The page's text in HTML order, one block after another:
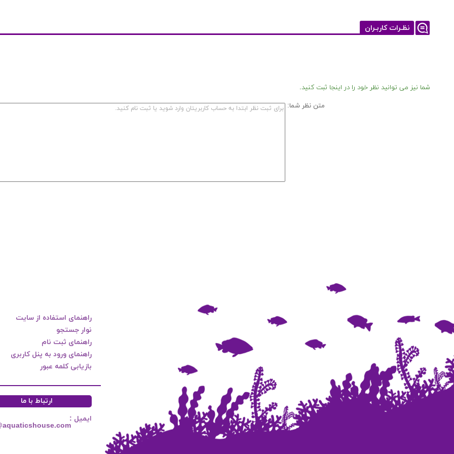
نظـرات کاربـران
شما نیز می توانید نظر خود را در اینجا ثبت کنید.
متن نظر شما:
راهنمای استفاده از سایت
نوار جستجو
راهنمای ثبت نام
راهنمای ورود به پنل کاربری
بازیابی کلمه عبور
ارتباط با ما
ایمیل :